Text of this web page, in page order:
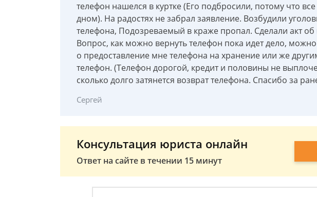
телефон нашелся в куртке (Его подбросили, потому что
дном). На радостях не забрал заявление. Возбудили
телефона, Подозреваемый в краже пропал. Сделали акт об
Вопрос, как можно вернуть телефон пока идет дело, можно
о предоставление мне телефона на хранение или же
телефон. (Телефон дорогой, кредит и половины не
сколько долго затянется возврат телефона. Спасибо за
Сергей
Консультация юриста онлайн
Ответ на сайте в течении 15 минут